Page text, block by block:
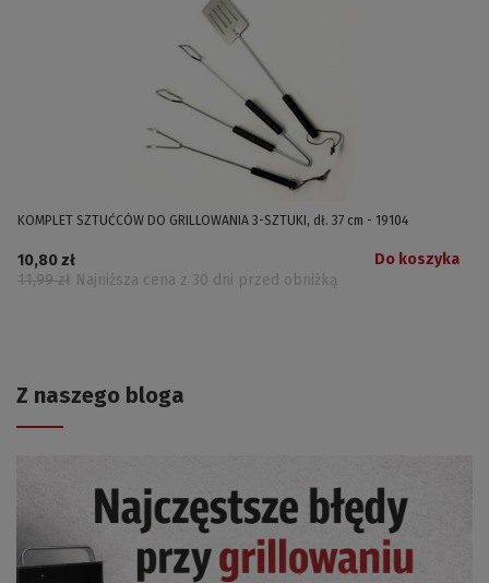
KOMPLET SZTUĆCÓW DO GRILLOWANIA 3-SZTUKI, dł. 37 cm - 19104
10,80 zł
11,99 zł Najniższa cena z 30 dni przed obniżką
Do koszyka
Z naszego bloga